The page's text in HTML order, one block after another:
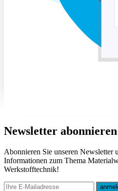
Newsletter abonnieren
Abonnieren Sie unseren Newsletter
Informationen zum Thema
Werkstofftechnik!
E-mail